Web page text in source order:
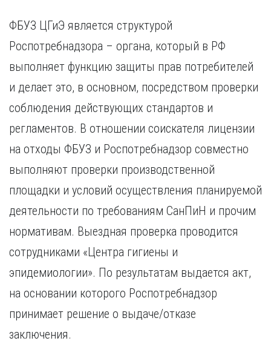
ФБУЗ ЦГиЭ является структурой
Роспотребнадзора – органа, который в РФ
выполняет функцию защиты прав потребителей
и делает это, в основном, посредством проверки
соблюдения действующих стандартов и
регламентов. В отношении соискателя лицензии
на отходы ФБУЗ и Роспотребнадзор совместно
выполняют проверки производственной
площадки и условий осуществления планируемой
деятельности по требованиям СанПиН и прочим
нормативам. Выездная проверка проводится
сотрудниками «Центра гигиены и
эпидемиологии». По результатам выдается акт,
на основании которого Роспотребнадзор
принимает решение о выдаче/отказе
заключения.